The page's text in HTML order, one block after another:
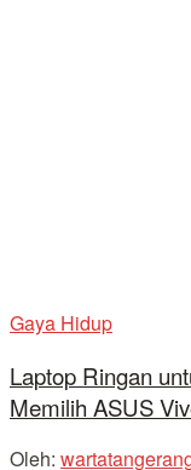
Gaya Hidup
Laptop Ringan
Memilih ASUS
Oleh: